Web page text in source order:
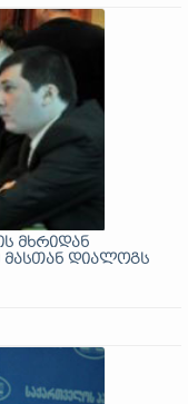
მხრიდან
მასთან დიალოგს